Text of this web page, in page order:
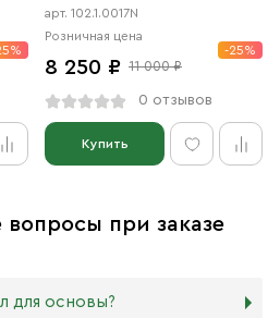
Матери в форме цаты»
чернение
арт. 102.1.0017N
Розничная цена
8 250 ₽ 11 000 ₽
-25%
0 отзывов
Купить
при заказе
для основы?